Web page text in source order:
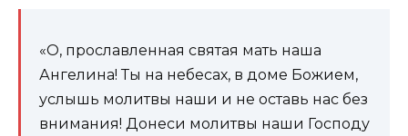
«О, прославленная святая мать наша
Ангелина! Ты на небесах, в доме Божием,
услышь молитвы наши и не оставь нас без
внимания! Донеси молитвы наши Господу